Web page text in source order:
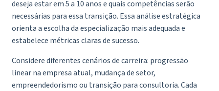
deseja estar em 5 a 10 anos e quais competências serão
necessárias para essa transição. Essa análise estratégica
orienta a escolha da especialização mais adequada e
estabelece métricas claras de sucesso.
Considere diferentes cenários de carreira: progressão
linear na empresa atual, mudança de setor,
empreendedorismo ou transição para consultoria. Cada